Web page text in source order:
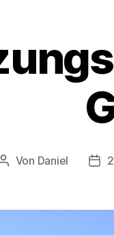
Beitragsautor
Von Daniel